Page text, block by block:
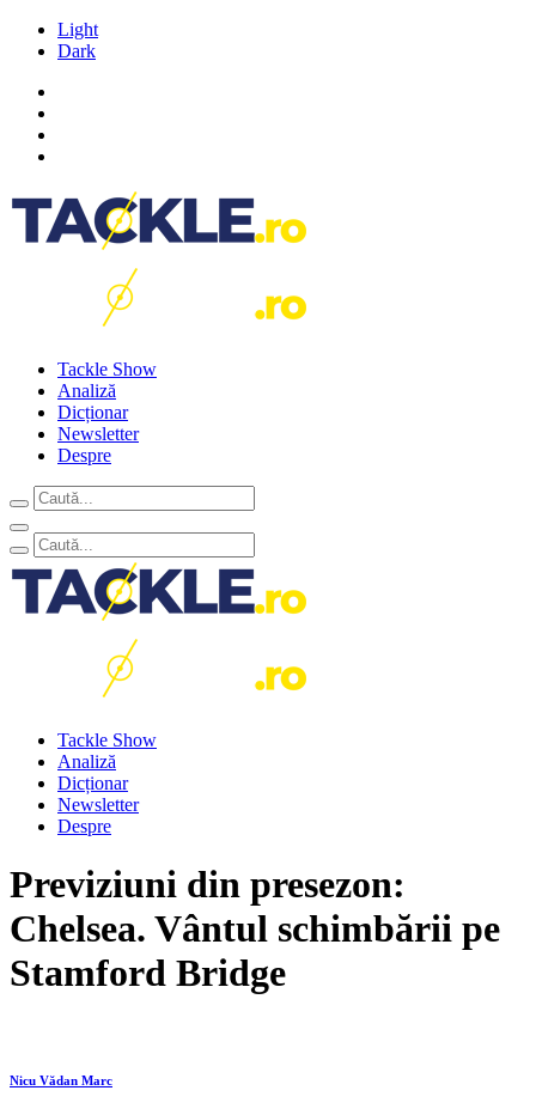
Light
Dark
Tackle Show
Analiză
Dicționar
Newsletter
Despre
Tackle Show
Analiză
Dicționar
Newsletter
Despre
Previziuni din presezon:
Chelsea. Vântul schimbării pe
Stamford Bridge
Nicu Vădan Marc